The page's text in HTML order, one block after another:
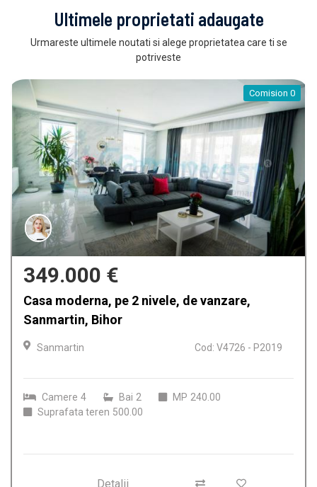
Ultimele proprietati adaugate
Urmareste ultimele noutati si alege proprietatea care ti se
potriveste
Comision 0
349.000 €
Casa moderna, pe 2 nivele, de vanzare,
Sanmartin, Bihor
Sanmartin Cod: V4726 - P2019
Camere 4 Bai 2 MP 240.00
Suprafata teren 500.00
Detalii